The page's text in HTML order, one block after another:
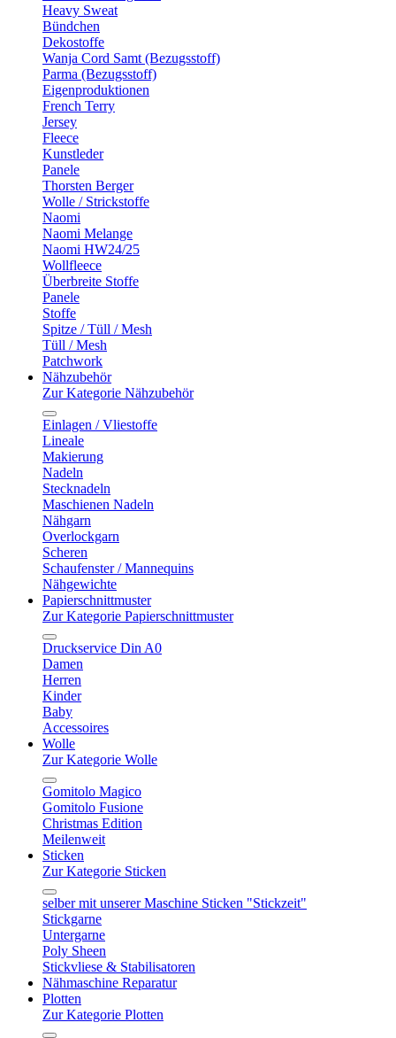
Heavy Sweat
Bündchen
Dekostoffe
Wanja Cord Samt (Bezugsstoff)
Parma (Bezugsstoff)
Eigenproduktionen
French Terry
Jersey
Fleece
Kunstleder
Panele
Thorsten Berger
Wolle / Strickstoffe
Naomi
Naomi Melange
Naomi HW24/25
Wollfleece
Überbreite Stoffe
Panele
Stoffe
Spitze / Tüll / Mesh
Tüll / Mesh
Patchwork
Nähzubehör
Zur Kategorie Nähzubehör
Einlagen / Vliestoffe
Lineale
Makierung
Nadeln
Stecknadeln
Maschienen Nadeln
Nähgarn
Overlockgarn
Scheren
Schaufenster / Mannequins
Nähgewichte
Papierschnittmuster
Zur Kategorie Papierschnittmuster
Druckservice Din A0
Damen
Herren
Kinder
Baby
Accessoires
Wolle
Zur Kategorie Wolle
Gomitolo Magico
Gomitolo Fusione
Christmas Edition
Meilenweit
Sticken
Zur Kategorie Sticken
selber mit unserer Maschine Sticken "Stickzeit"
Stickgarne
Untergarne
Poly Sheen
Stickvliese & Stabilisatoren
Nähmaschine Reparatur
Plotten
Zur Kategorie Plotten